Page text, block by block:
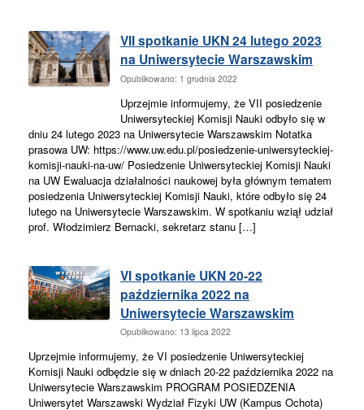
VII spotkanie UKN 24 lutego 2023
na Uniwersytecie Warszawskim
Opublikowano: 1 grudnia 2022
Uprzejmie informujemy, że VII posiedzenie
Uniwersyteckiej Komisji Nauki odbyło się w
dniu 24 lutego 2023 na Uniwersytecie Warszawskim Notatka
prasowa UW: https://www.uw.edu.pl/posiedzenie-uniwersyteckiej-
komisji-nauki-na-uw/ Posiedzenie Uniwersyteckiej Komisji Nauki
na UW Ewaluacja działalności naukowej była głównym tematem
posiedzenia Uniwersyteckiej Komisji Nauki, które odbyło się 24
lutego na Uniwersytecie Warszawskim. W spotkaniu wziął udział
prof. Włodzimierz Bernacki, sekretarz stanu […]
VI spotkanie UKN 20-22
października 2022 na
Uniwersytecie Warszawskim
Opublikowano: 13 lipca 2022
Uprzejmie informujemy, że VI posiedzenie Uniwersyteckiej
Komisji Nauki odbędzie się w dniach 20-22 października 2022 na
Uniwersytecie Warszawskim PROGRAM POSIEDZENIA
Uniwersytet Warszawski Wydział Fizyki UW (Kampus Ochota)